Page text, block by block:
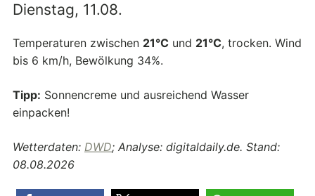
Dienstag, 11.08.
Temperaturen zwischen 21°C und 21°C, trocken. Wind
bis 6 km/h, Bewölkung 34%.
Tipp: Sonnencreme und ausreichend Wasser
einpacken!
Wetterdaten: DWD; Analyse: digitaldaily.de. Stand:
08.08.2026